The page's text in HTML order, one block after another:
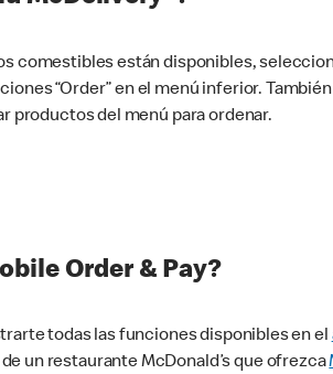
comestibles están disponibles,
“Order” en el menú inferior.
productos del menú para ordenar.
Order & Pay?
todas las funciones disponibles en el
un restaurante McDonald’s que ofrezca